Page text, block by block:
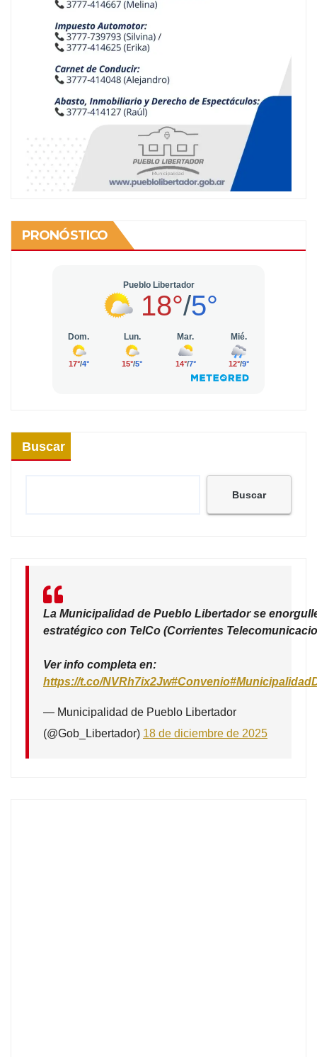
PRONÓSTICO
Buscar
Buscar
La Municipalidad de Pueblo Libertador se
estratégico con TelCo (Corrientes
Ver info completa en:
https://t.co/NVRh7ix2Jw#Convenio
— Municipalidad de Pueblo Libertador
(@Gob_Libertador) 18 de diciembre de 2025